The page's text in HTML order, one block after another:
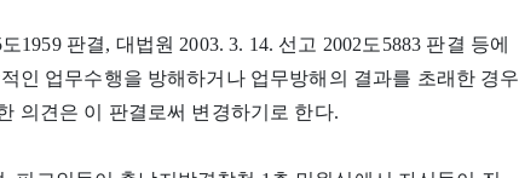
1959 판결, 대법원 2003. 3. 14. 선고 2002도5883 판결 등에
인 업무수행을 방해하거나 업무방해의 결과를 초래한 경우
의견은 이 판결로써 변경하기로 한다.